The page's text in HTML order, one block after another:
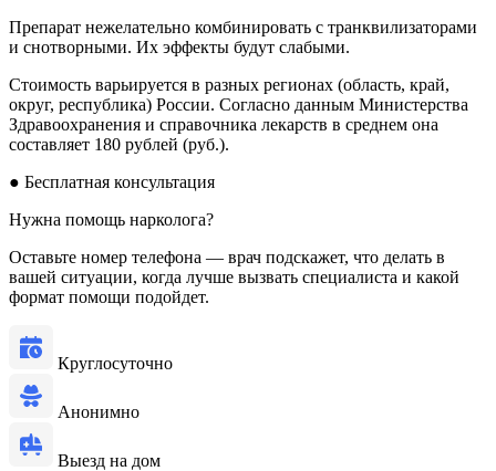
Препарат нежелательно комбинировать с транквилизаторами
и снотворными. Их эффекты будут слабыми.
Стоимость варьируется в разных регионах (область, край,
округ, республика) России. Согласно данным Министерства
Здравоохранения и справочника лекарств в среднем она
составляет 180 рублей (руб.).
● Бесплатная консультация
Нужна помощь нарколога?
Оставьте номер телефона — врач подскажет, что делать в
вашей ситуации, когда лучше вызвать специалиста и какой
формат помощи подойдет.
Круглосуточно
Анонимно
Выезд на дом